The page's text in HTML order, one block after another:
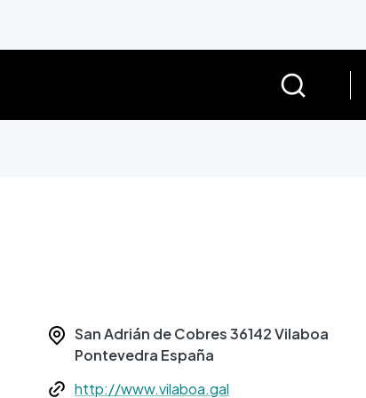
San Adrián de Cobres36142Vilaboa
Pontevedra España
Webhttp://www.vilaboa.gal